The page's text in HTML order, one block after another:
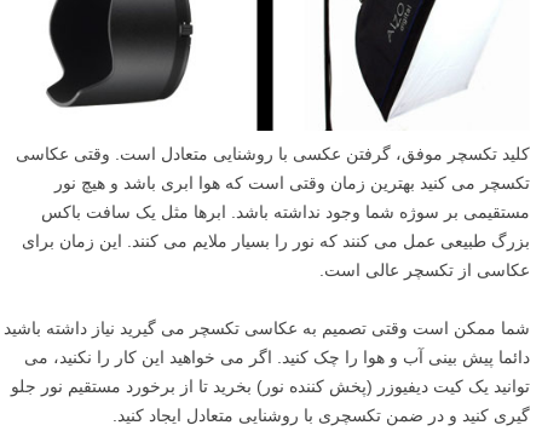
کلید تکسچر موفق، گرفتن عکسی با روشنایی متعادل است. وقتی عکاسی
تکسچر می کنید بهترین زمان وقتی است که هوا ابری باشد و هیچ نور
مستقیمی بر سوژه شما وجود نداشته باشد. ابرها مثل یک سافت باکس
بزرگ طبیعی عمل می کنند که نور را بسیار ملایم می کنند. این زمان برای
عکاسی از تکسچر عالی است.
شما ممکن است وقتی تصمیم به عکاسی تکسچر می گیرید نیاز داشته باشید
دائما پیش بینی آب و هوا را چک کنید. اگر می خواهید این کار را نکنید، می
توانید یک کیت دیفیوزر (پخش کننده نور) بخرید تا از برخورد مستقیم نور جلو
گیری کنید و در ضمن تکسچری با روشنایی متعادل ایجاد کنید.